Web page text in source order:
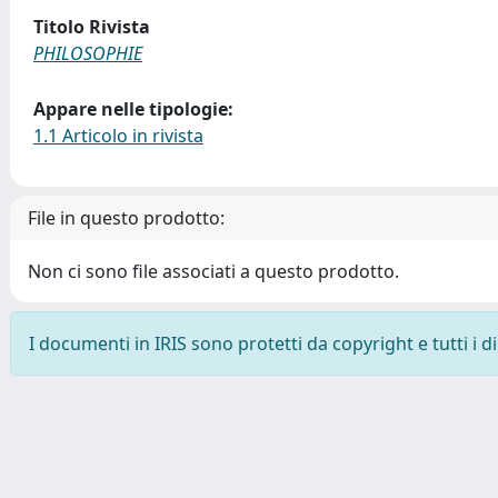
Titolo Rivista
PHILOSOPHIE
Appare nelle tipologie:
1.1 Articolo in rivista
File in questo prodotto:
Non ci sono file associati a questo prodotto.
I documenti in IRIS sono protetti da copyright e tutti i